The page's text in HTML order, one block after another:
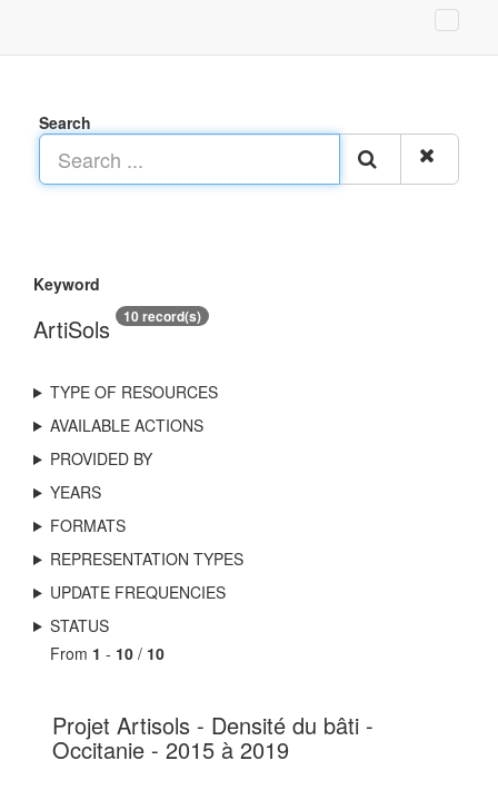
Search
Keyword
ArtiSols 10 record(s)
TYPE OF RESOURCES
AVAILABLE ACTIONS
PROVIDED BY
YEARS
FORMATS
REPRESENTATION TYPES
UPDATE FREQUENCIES
STATUS
From 1 - 10 / 10
Projet Artisols - Densité du bâti -
Occitanie - 2015 à 2019